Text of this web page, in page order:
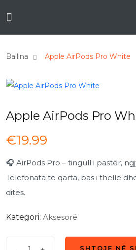
Ballina Apple AirPods Pro White
Apple AirPods Pro
€19.99
🎧 AirPods Pro – tingull i pastër,
Telefonata të qarta, bas i thellë
ditës.
Kategori: Aksesorë
SHTOJE NË